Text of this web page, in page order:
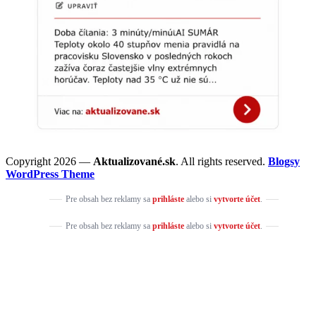
Copyright 2026 — Aktualizované.sk. All rights reserved. Blogsy
WordPress Theme
Pre obsah bez reklamy sa prihlástealebo si vytvorte účet.